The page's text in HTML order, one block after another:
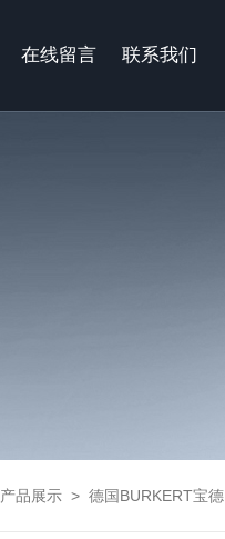
在线留言 联系我们
产品展示 > 德国BURKERT宝德